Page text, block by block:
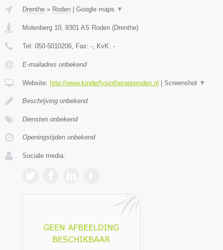
Drenthe » Roden Google maps ▼
Molenberg 10 9301 AS Roden (Drenthe)
Tel: 050-5010206 , Fax: - , KvK: -
E-mailadres onbekend
Website: http://www.kinderfysiotherapieroden.nl Screenshot ▼
Beschrijving onbekend
Diensten onbekend
Openingstijden onbekend
Sociale media: